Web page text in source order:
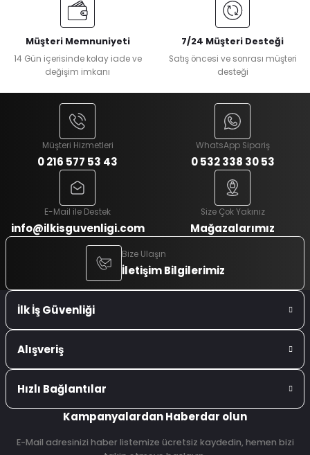
Müşteri Memnuniyeti
14 Gün içerisinde kolay iade ve
değişim imkanı
7/24 Müşteri Desteği
Satış öncesi ve sonrası müşteri
desteği
Müşteri Hizmetleri
0 216 577 53 43
WhatsApp Sipariş
0 532 338 30 53
E-Mail ile Destek
info@ilkisguvenligi.com
Size Çok Yakınız
Mağazalarımız
Bize Ulaşın
İletişim Bilgilerimiz
İlk İş Güvenliği
Alışveriş
Hızlı Bağlantılar
Kampanyalardan Haberdar olun
E-Mail adresinizi haber listemize ücretsiz kaydedin, hemen bizi